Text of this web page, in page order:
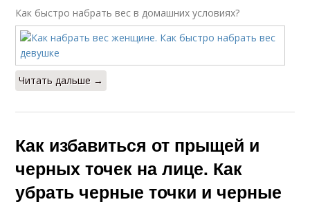
Как быстро набрать вес в домашних условиях?
Читать дальше →
Как избавиться от прыщей и
черных точек на лице. Как
убрать черные точки и черные